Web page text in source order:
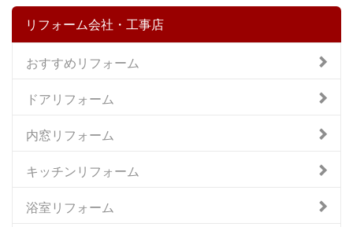
リフォーム会社・工事店
おすすめリフォーム
ドアリフォーム
内窓リフォーム
キッチンリフォーム
浴室リフォーム